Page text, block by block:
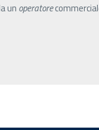
un operatore